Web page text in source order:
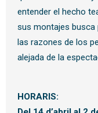
entender el hecho
sus montajes busca
las razones de los
alejada de la
HORARIS: